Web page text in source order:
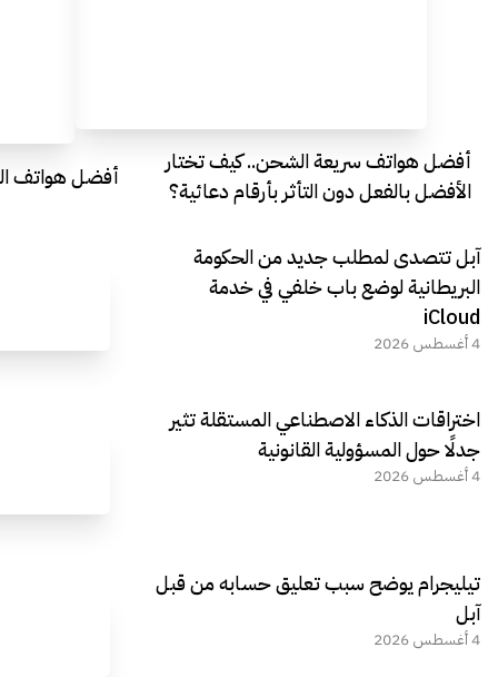
أفضل هواتف سريعة الشحن.. كيف تختار
الأفضل بالفعل دون التأثر بأرقام دعائية؟
أفضل هواتف
آبل تتصدى لمطلب جديد من الحكومة
البريطانية لوضع باب خلفي في خدمة
iCloud
4 أغسطس 2026
اختراقات الذكاء الاصطناعي المستقلة تثير
جدلًا حول المسؤولية القانونية
4 أغسطس 2026
تيليجرام يوضح سبب تعليق حسابه من قبل
آبل
4 أغسطس 2026